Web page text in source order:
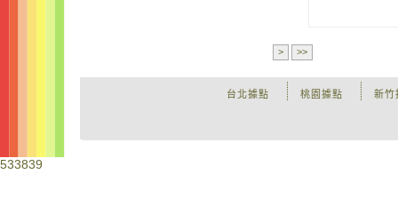
> >>
新竹
桃園據點
台北據點
533839